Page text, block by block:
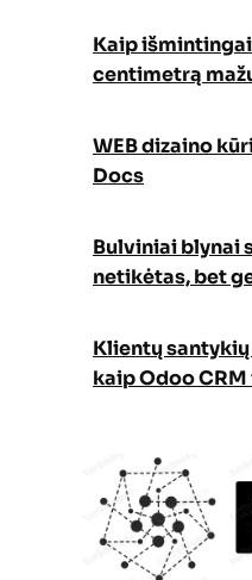
Kaip
centimetrą
WEB dizaino
Docs
Bulviniai blynai
netikėtas, bet
Klientų
kaip Odoo